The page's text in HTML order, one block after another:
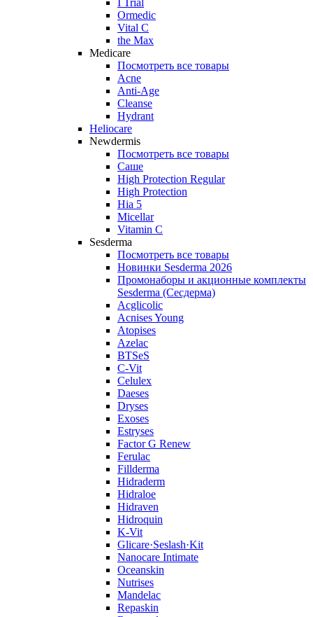
I Trial
Ormedic
Vital C
the Max
Medicare
Посмотреть все товары
Acne
Anti‑Age
Cleanse
Hydrant
Heliocare
Newdermis
Посмотреть все товары
Саше
High Protection Regular
High Protection
Hia 5
Micellar
Vitamin C
Sesderma
Посмотреть все товары
Новинки Sesderma 2026
Промонаборы и акционные комплекты
Sesderma (Сесдерма)
Acglicolic
Acnises Young
Atopises
Azelac
BTSeS
C‑Vit
Celulex
Daeses
Dryses
Exoses
Estryses
Factor G Renew
Ferulac
Fillderma
Hidraderm
Hidraloe
Hidraven
Hidroquin
K-Vit
Glicare·Seslash·Kit
Nanocare Intimate
Oceanskin
Nutrises
Mandelac
Repaskin